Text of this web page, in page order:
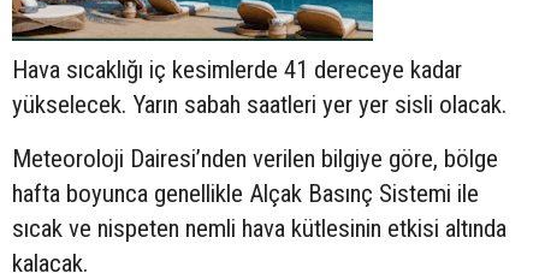
Hava sıcaklığı iç kesimlerde 41 dereceye kadar
yükselecek. Yarın sabah saatleri yer yer sisli olacak.
Meteoroloji Dairesi’nden verilen bilgiye göre, bölge
hafta boyunca genellikle Alçak Basınç Sistemi ile
sıcak ve nispeten nemli hava kütlesinin etkisi altında
kalacak.